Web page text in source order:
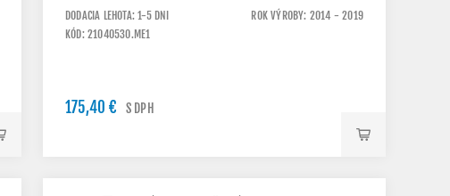
DODACIA LEHOTA: 1-5 DNI
ROK VÝROBY: 2014 - 2019
KÓD: 21040530.ME1
175,40 € S DPH